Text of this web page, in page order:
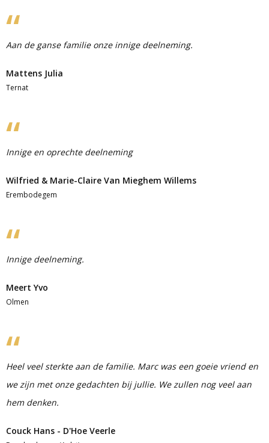
Aan de ganse familie onze innige deelneming.
Mattens Julia
Ternat
Innige en oprechte deelneming
Wilfried & Marie-Claire Van Mieghem Willems
Erembodegem
Innige deelneming.
Meert Yvo
Olmen
Heel veel sterkte aan de familie. Marc was een goeie vriend en
we zijn met onze gedachten bij jullie. We zullen nog veel aan
hem denken.
Couck Hans - D'Hoe Veerle